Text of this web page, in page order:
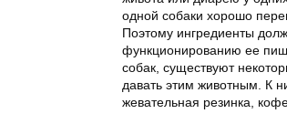
одной собаки хорошо
Поэтому ингредиенты
функционированию ее
собак, существуют
давать этим животным. К
жевательная резинка,